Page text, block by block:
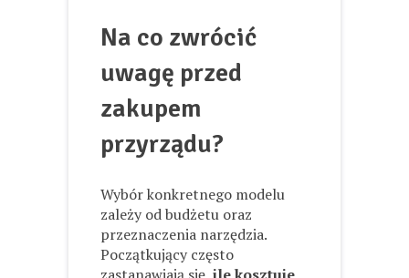
Na co zwrócić
uwagę przed
zakupem
przyrządu?
Wybór konkretnego modelu
zależy od budżetu oraz
przeznaczenia narzędzia.
Początkujący często